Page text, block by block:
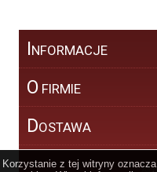
INFORMACJE
O FIRMIE
DOSTAWA
All
Korzystanie z tej witryny